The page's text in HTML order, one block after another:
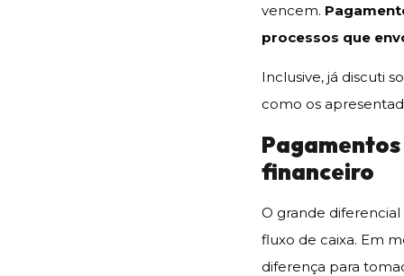
vencem.
processos que
Inclusive, já discuti
como os
financeiro
O grande
fluxo de caixa. Em
diferença para